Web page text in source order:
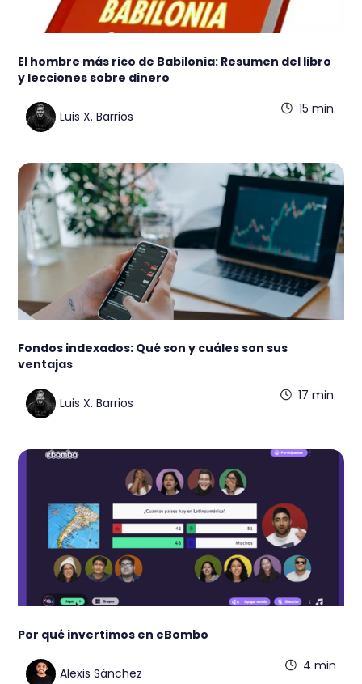
El hombre más rico de Babilonia: Resumen del libro
y lecciones sobre dinero
Luis X. Barrios
15 min.
Fondos indexados: Qué son y cuáles son sus
ventajas
Luis X. Barrios
17 min.
Por qué invertimos en eBombo
Alexis Sánchez
4 min